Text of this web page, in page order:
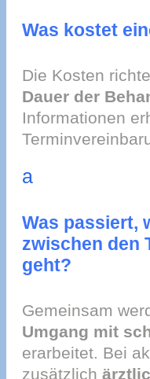
Was kostet
Die Kosten
Dauer der
Informationen
a
Was passiert,
zwischen den
geht?
Gemeinsam
Umgang mit
erarbeitet. Bei
zusätzlich